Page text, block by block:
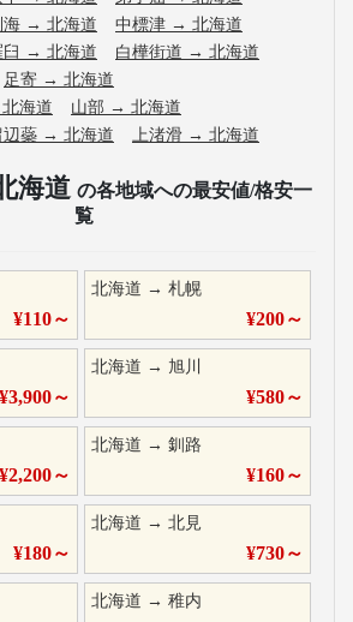
海 → 北海道 中標津 → 北海道
→ 北海道 白樺街道 → 北海道
足寄 → 北海道
北海道 山部 → 北海道
辺蘂 → 北海道 上渚滑 → 北海道
海道 の各地域への最安値/格安一
覧
¥110～
北海道 →札幌
¥200～
¥3,900～
北海道 →旭川
¥580～
¥2,200～
北海道 →釧路
¥160～
¥180～
北海道 →北見
¥730～
北海道 →稚内